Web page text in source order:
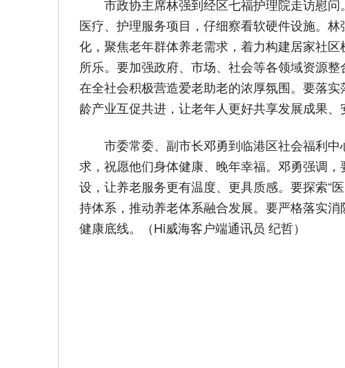
市政协主席林强到经区七福护理院走访慰
医疗、护理服务项目，仔细察看软硬件设施。
化，聚焦老年群体养老需求，着力构建居家社
所乐。要加强政府、市场、社会等各领域资源
在全社会积极营造爱老助老的浓厚氛围。要落
龄产业互促共进，让老年人更好共享发展成果、
市委常委、副市长邓勇到临港区社会福利
求，祝愿他们身体健康、晚年幸福。邓勇强调
设，让养老服务更有温度、更具质感。要探索“
持体系，推动养老体系融合发展。要严格落实
健康底线。（Hi威海客户端通讯员 纪哲）